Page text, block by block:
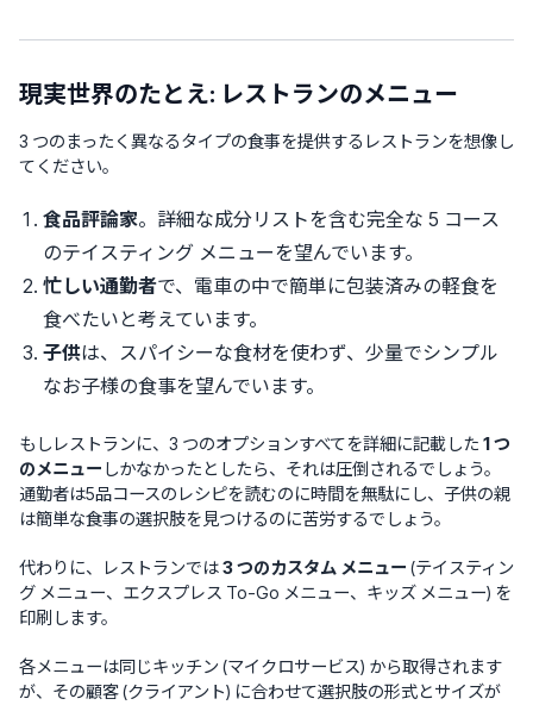
現実世界のたとえ: レストランのメニュー
3 つのまったく異なるタイプの食事を提供するレストランを想像し
てください。
食品評論家。詳細な成分リストを含む完全な 5 コース
のテイスティング メニューを望んでいます。
忙しい通勤者で、電車の中で簡単に包装済みの軽食を
食べたいと考えています。
子供は、スパイシーな食材を使わず、少量でシンプル
なお子様の食事を望んでいます。
もしレストランに、3 つのオプションすべてを詳細に記載した 1 つ
のメニュー しかなかったとしたら、それは圧倒されるでしょう。
通勤者は5品コースのレシピを読むのに時間を無駄にし、子供の親
は簡単な食事の選択肢を見つけるのに苦労するでしょう。
代わりに、レストランでは3 つのカスタム メニュー (テイスティン
グ メニュー、エクスプレス To-Go メニュー、キッズ メニュー) を
印刷します。
各メニューは同じキッチン (マイクロサービス) から取得されます
が、その顧客 (クライアント) に合わせて選択肢の形式とサイズが